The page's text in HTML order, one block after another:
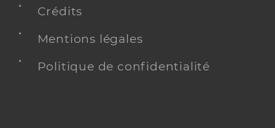
Crédits
Mentions légales
Politique de confidentialité